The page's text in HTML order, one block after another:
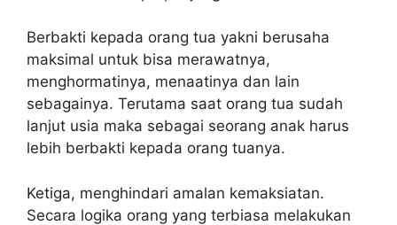
Berbakti kepada orang tua yakni berusaha
maksimal untuk bisa merawatnya,
menghormatinya, menaatinya dan lain
sebagainya. Terutama saat orang tua sudah
lanjut usia maka sebagai seorang anak harus
lebih berbakti kepada orang tuanya.
Ketiga, menghindari amalan kemaksiatan.
Secara logika orang yang terbiasa melakukan